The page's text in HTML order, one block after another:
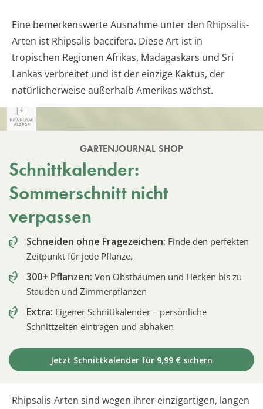
Eine bemerkenswerte Ausnahme unter den Rhipsalis-
Arten ist Rhipsalis baccifera. Diese Art ist in
tropischen Regionen Afrikas, Madagaskars und Sri
Lankas verbreitet und ist der einzige Kaktus, der
natürlicherweise außerhalb Amerikas wächst.
GARTENJOURNAL SHOP
Schnittkalender:
Sommerschnitt nicht
verpassen
Schneiden ohne Fragezeichen: Finde den perfekten
Zeitpunkt für jede Pflanze.
300+ Pflanzen: Von Obstbäumen und Hecken bis zu
Stauden und Zimmerpflanzen
Extra: Eigener Schnittkalender – persönliche
Schnittzeiten eintragen und abhaken
Jetzt Schnittkalender für 9,99 € sichern
Rhipsalis-Arten sind wegen ihrer einzigartigen, langen